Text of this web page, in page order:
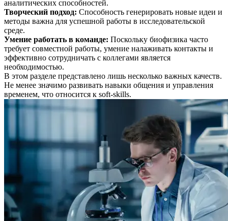
аналитических способностей.
Творческий подход: Способность генерировать новые идеи и
методы важна для успешной работы в исследовательской
среде.
Умение работать в команде: Поскольку биофизика часто
требует совместной работы, умение налаживать контакты и
эффективно сотрудничать с коллегами является
необходимостью.
В этом разделе представлено лишь несколько важных качеств.
Не менее значимо развивать навыки общения и управления
временем, что относится к soft-skills.